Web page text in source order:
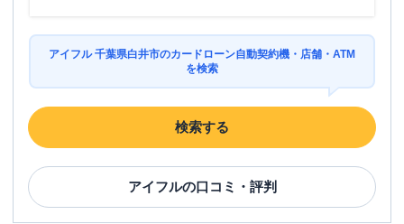
アイフル 千葉県白井市のカードローン自動契約機・店舗・ATM
を検索
検索する
アイフルの口コミ・評判